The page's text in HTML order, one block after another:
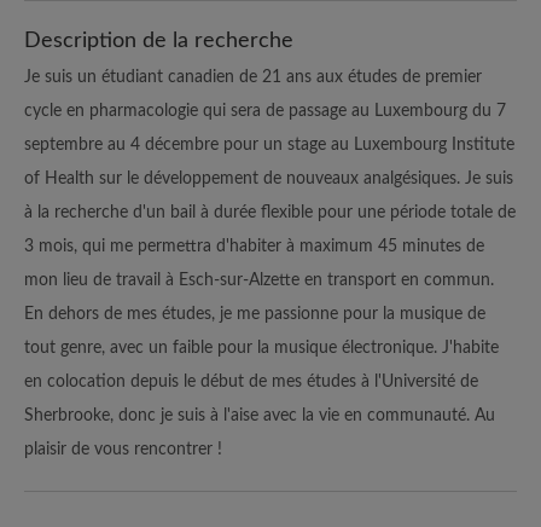
Description de la recherche
Je suis un étudiant canadien de 21 ans aux études de premier
cycle en pharmacologie qui sera de passage au Luxembourg du 7
septembre au 4 décembre pour un stage au Luxembourg Institute
of Health sur le développement de nouveaux analgésiques. Je suis
à la recherche d'un bail à durée flexible pour une période totale de
3 mois, qui me permettra d'habiter à maximum 45 minutes de
mon lieu de travail à Esch-sur-Alzette en transport en commun.
En dehors de mes études, je me passionne pour la musique de
tout genre, avec un faible pour la musique électronique. J'habite
en colocation depuis le début de mes études à l'Université de
Sherbrooke, donc je suis à l'aise avec la vie en communauté. Au
plaisir de vous rencontrer !